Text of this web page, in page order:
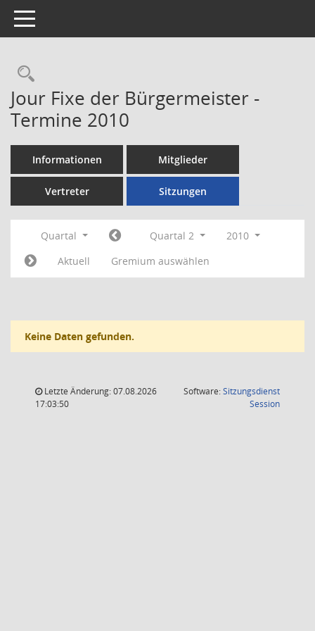
Toggle navigation
Rechercheauswahl
Jour Fixe der Bürgermeister -
Termine 2010
Informationen Mitglieder
Vertreter Sitzungen
Quartal Quartal 2
2010
Aktuell
Gremium auswählen
Keine Daten gefunden.
Letzte Änderung: 07.08.2026
17:03:50
Software:Sitzungsdienst
Session(Wird in